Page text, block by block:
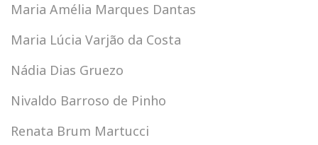
Maria Amélia Marques Dantas
Maria Lúcia Varjão da Costa
Nádia Dias Gruezo
Nivaldo Barroso de Pinho
Renata Brum Martucci